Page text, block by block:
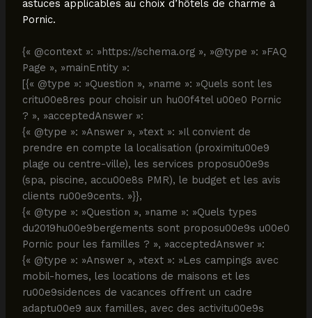
astuces applicables au choix d’hôtels de charme à
Pornic.
{« @context »: »https://schema.org », »@type »: »FAQ
Page », »mainEntity »:
[{« @type »: »Question », »name »: »Quels sont les
critu00e8res pour choisir un hu00f4tel u00e0 Pornic
? », »acceptedAnswer »:
{« @type »: »Answer », »text »: »Il convient de
prendre en compte la localisation (proximitu00e9
plage ou centre-ville), les services proposu00e9s
(spa, piscine, accu00e8s PMR), le budget et les avis
clients ru00e9cents. »}},
{« @type »: »Question », »name »: »Quels types
du2019hu00e9bergements sont proposu00e9s u00e0
Pornic pour les familles ? », »acceptedAnswer »:
{« @type »: »Answer », »text »: »Les campings avec
mobil-homes, les locations de maisons et les
ru00e9sidences de vacances offrent un cadre
adaptu00e9 aux familles, avec des activitu00e9s